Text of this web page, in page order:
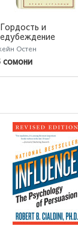
Гордость и
издание)
Остен
сомони